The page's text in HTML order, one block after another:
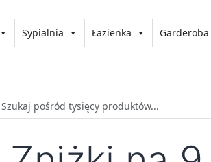
Sypialnia Łazienka